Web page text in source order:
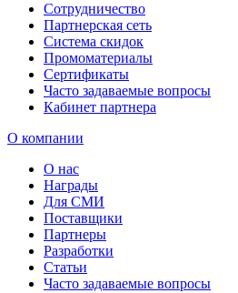
Сотрудничество
Партнерская сеть
Система скидок
Промоматериалы
Сертификаты
Часто задаваемые вопросы
Кабинет партнера
О компании
О нас
Награды
Для СМИ
Поставщики
Партнеры
Разработки
Статьи
Часто задаваемые вопросы